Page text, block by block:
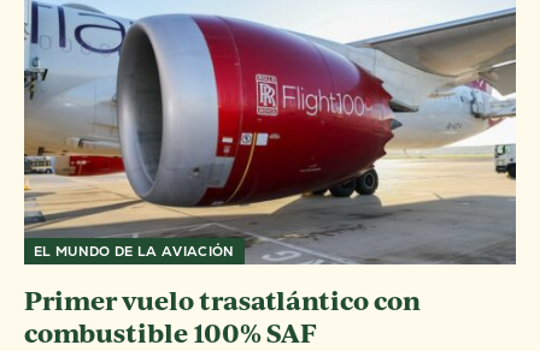
EL MUNDO DE LA AVIACIÓN
Primer vuelo trasatlántico con
combustible 100% SAF